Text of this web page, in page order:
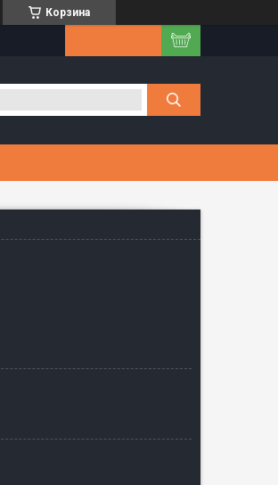
Корзина